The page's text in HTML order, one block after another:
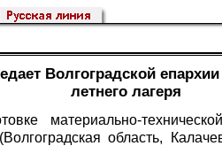
Волгоградской
летнего лагеря
материально-
область,